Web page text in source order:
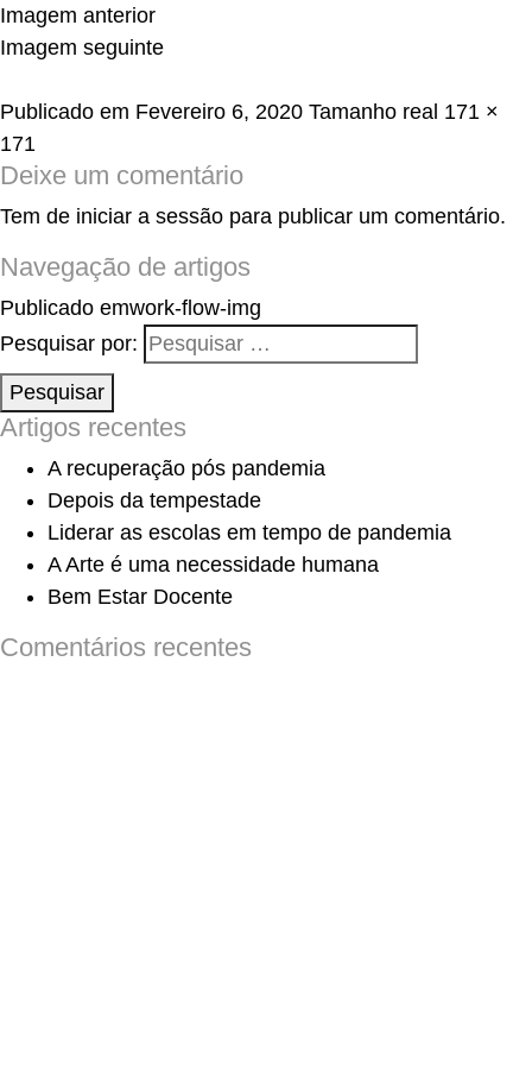
Imagem anterior
Imagem seguinte
Publicado em Fevereiro 6, 2020 Tamanho real 171 ×
171
Deixe um comentário
Tem de iniciar a sessão para publicar um comentário.
Navegação de artigos
Publicado emwork-flow-img
Pesquisar por:
Pesquisar
Artigos recentes
A recuperação pós pandemia
Depois da tempestade
Liderar as escolas em tempo de pandemia
A Arte é uma necessidade humana
Bem Estar Docente
Comentários recentes